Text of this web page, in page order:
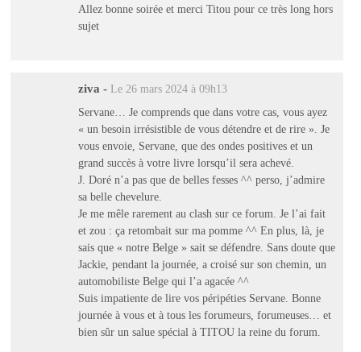
Allez bonne soirée et merci Titou pour ce très long hors
sujet
ziva - Le 26 mars 2024 à 09h13
Servane… Je comprends que dans votre cas, vous ayez
« un besoin irrésistible de vous détendre et de rire ». Je
vous envoie, Servane, que des ondes positives et un
grand succès à votre livre lorsqu’il sera achevé.
J. Doré n’a pas que de belles fesses ^^ perso, j’admire
sa belle chevelure.
Je me mêle rarement au clash sur ce forum. Je l’ai fait
et zou : ça retombait sur ma pomme ^^ En plus, là, je
sais que « notre Belge » sait se défendre. Sans doute que
Jackie, pendant la journée, a croisé sur son chemin, un
automobiliste Belge qui l’a agacée ^^
Suis impatiente de lire vos péripéties Servane. Bonne
journée à vous et à tous les forumeurs, forumeuses… et
bien sûr un salue spécial à TITOU la reine du forum.